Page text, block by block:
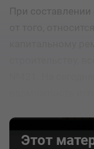
При составлении
Этот